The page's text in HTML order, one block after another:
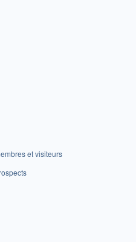
et visiteurs